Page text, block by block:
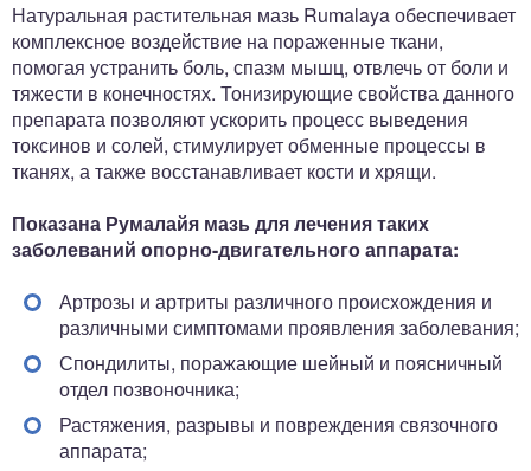
Натуральная растительная мазь Rumalaya обеспечивает
комплексное воздействие на пораженные ткани,
помогая устранить боль, спазм мышц, отвлечь от боли и
тяжести в конечностях. Тонизирующие свойства данного
препарата позволяют ускорить процесс выведения
токсинов и солей, стимулирует обменные процессы в
тканях, а также восстанавливает кости и хрящи.
Показана Румалайя мазь для лечения таких
заболеваний опорно-двигательного аппарата:
Артрозы и артриты различного происхождения и
различными симптомами проявления заболевания;
Спондилиты, поражающие шейный и поясничный
отдел позвоночника;
Растяжения, разрывы и повреждения связочного
аппарата;